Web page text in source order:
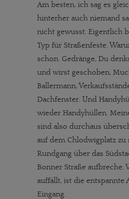
Am besten, ich sag es
hinterher auch niemand
nicht gewusst. Eigentlich
Typ für Straßenfeste.
schon. Gedränge, Du
und wirst geschoben,
Ballermann,
Dachfenster. Und
wieder Handyhüllen.
sind also durchaus
auf dem Chlodwigplatz zu
Rundgang über das
Bonner Straße aufbreche.
auffällt, ist die entspannte
Eingang.